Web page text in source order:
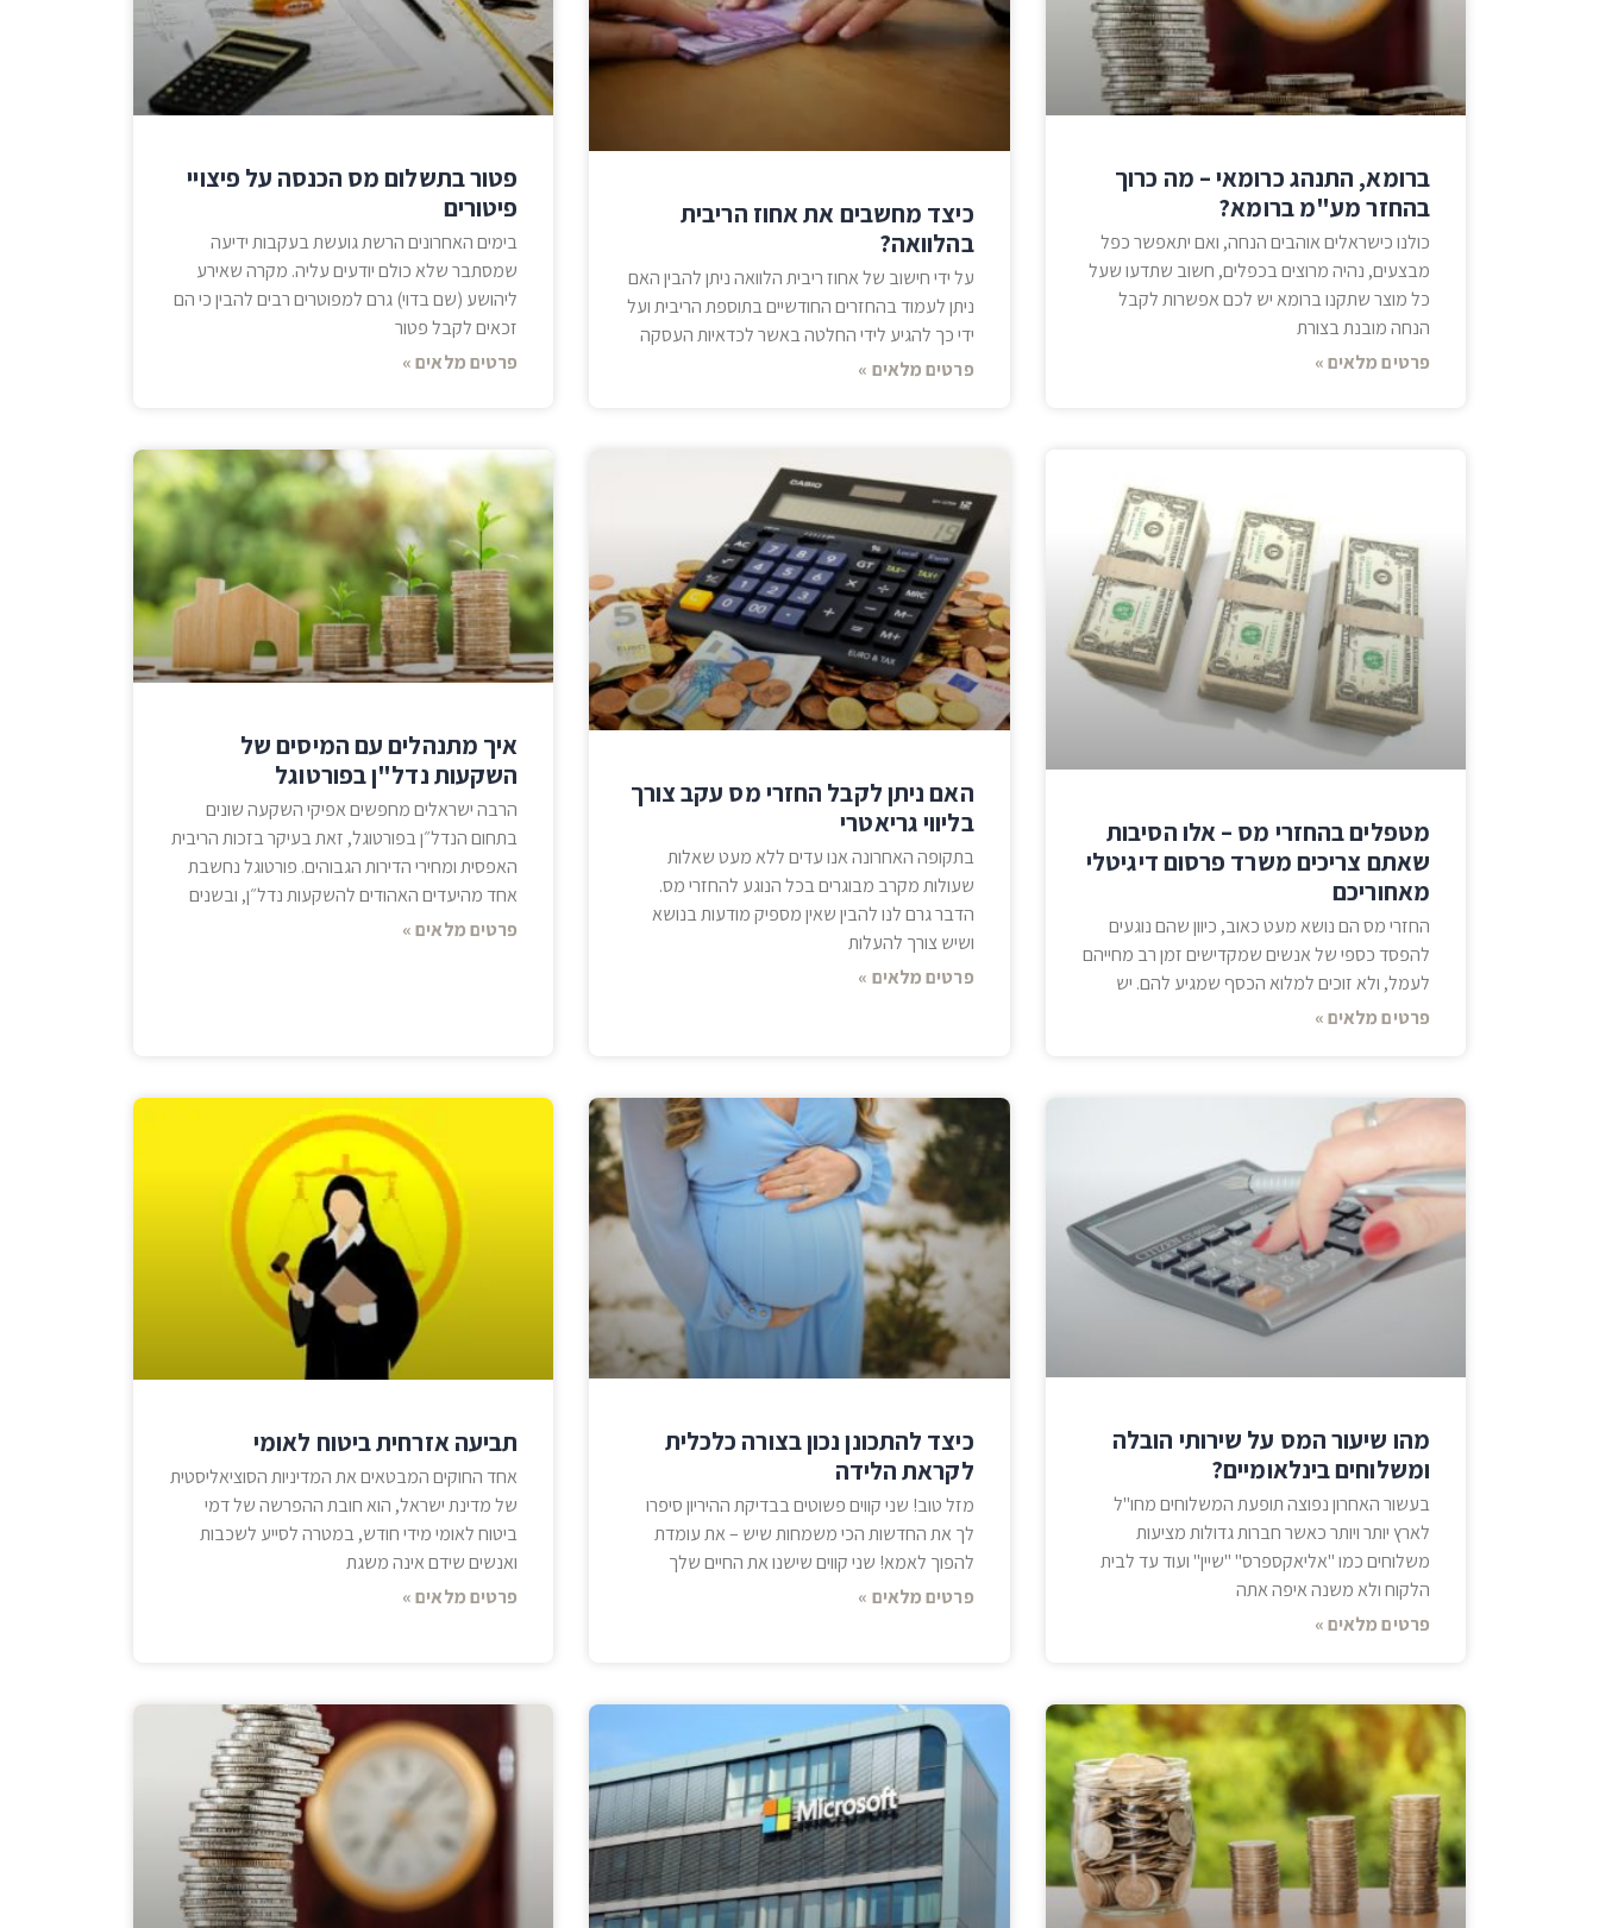
ברומא, התנהג כרומאי – מה כרוך
בהחזר מע"מ ברומא?
כולנו כישראלים אוהבים הנחה, ואם יתאפשר כפל
מבצעים, נהיה מרוצים בכפלים, חשוב שתדעו שעל
כל מוצר שתקנו ברומא יש לכם אפשרות לקבל
הנחה מובנת בצורת
פרטים מלאים »
כיצד מחשבים את אחוז הריבית
בהלוואה?
על ידי חישוב של אחוז ריבית הלוואה ניתן להבין האם
ניתן לעמוד בהחזרים החודשיים בתוספת הריבית ועל
ידי כך להגיע לידי החלטה באשר לכדאיות העסקה
פרטים מלאים »
פטור בתשלום מס הכנסה על פיצויי
פיטורים
בימים האחרונים הרשת גועשת בעקבות ידיעה
שמסתבר שלא כולם יודעים עליה. מקרה שאירע
ליהושע (שם בדוי) גרם למפוטרים רבים להבין כי הם
זכאים לקבל פטור
פרטים מלאים »
מטפלים בהחזרי מס – אלו הסיבות
שאתם צריכים משרד פרסום דיגיטלי
מאחוריכם
החזרי מס הם נושא מעט כאוב, כיוון שהם נוגעים
להפסד כספי של אנשים שמקדישים זמן רב מחייהם
לעמל, ולא זוכים למלוא הכסף שמגיע להם. יש
פרטים מלאים »
האם ניתן לקבל החזרי מס עקב צורך
בליווי גריאטרי
בתקופה האחרונה אנו עדים ללא מעט שאלות
שעולות מקרב מבוגרים בכל הנוגע להחזרי מס.
הדבר גרם לנו להבין שאין מספיק מודעות בנושא
ושיש צורך להעלות
פרטים מלאים »
איך מתנהלים עם המיסים של
השקעות נדל"ן בפורטוגל
הרבה ישראלים מחפשים אפיקי השקעה שונים
בתחום הנדל״ן בפורטוגל, זאת בעיקר בזכות הריבית
האפסית ומחירי הדירות הגבוהים. פורטוגל נחשבת
אחד מהיעדים האהודים להשקעות נדל״ן, ובשנים
פרטים מלאים »
מהו שיעור המס על שירותי הובלה
ומשלוחים בינלאומיים?
בעשור האחרון נפוצה תופעת המשלוחים מחו"ל
לארץ יותר ויותר כאשר חברות גדולות מציעות
משלוחים כמו "אליאקספרס" "שיין" ועוד עד לבית
הלקוח ולא משנה איפה אתה
פרטים מלאים »
כיצד להתכונן נכון בצורה כלכלית
לקראת הלידה
מזל טוב! שני קווים פשוטים בבדיקת ההיריון סיפרו
לך את החדשות הכי משמחות שיש – את עומדת
להפוך לאמא! שני קווים שישנו את החיים שלך
פרטים מלאים »
תביעה אזרחית ביטוח לאומי
אחד החוקים המבטאים את המדיניות הסוציאליסטית
של מדינת ישראל, הוא חובת ההפרשה של דמי
ביטוח לאומי מידי חודש, במטרה לסייע לשכבות
ואנשים שידם אינה משגת
פרטים מלאים »